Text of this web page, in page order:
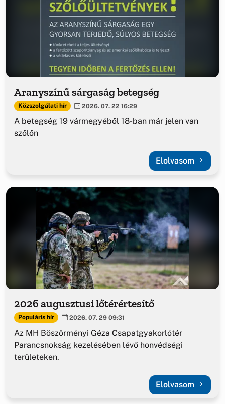
Aranyszínű sárgaság betegség
Közszolgálati hír 2026. 07. 22 16:29
A betegség 19 vármegyéből 18-ban már jelen van
szőlőn
Elolvasom
2026 augusztusi lőtérértesítő
Populáris hír 2026. 07. 29 09:31
Az MH Böszörményi Géza Csapatgyakorlótér
Parancsnokság kezelésében lévő honvédségi
területeken.
Elolvasom